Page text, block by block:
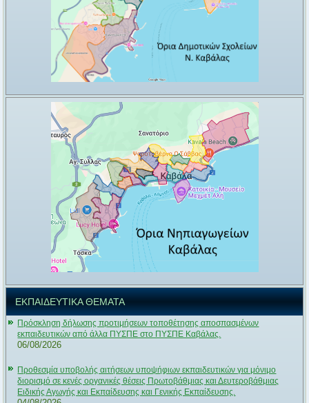
ΕΚΠΑΙΔΕΥΤΙΚΑ ΘΕΜΑΤΑ
Πρόσκληση δήλωσης προτιμήσεων τοποθέτησης αποσπασμένων
εκπαιδευτικών από άλλα ΠΥΣΠΕ στο ΠΥΣΠΕ Καβάλας.
06/08/2026
Προθεσμία υποβολής αιτήσεων υποψήφιων εκπαιδευτικών για μόνιμο
διορισμό σε κενές οργανικές θέσεις Πρωτοβάθμιας και Δευτεροβάθμιας
Ειδικής Αγωγής και Εκπαίδευσης και Γενικής Εκπαίδευσης.